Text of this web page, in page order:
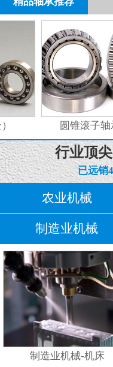
圆锥滚子轴
行业顶
已远销
农业机械
制造业机械
制造业机械-机床